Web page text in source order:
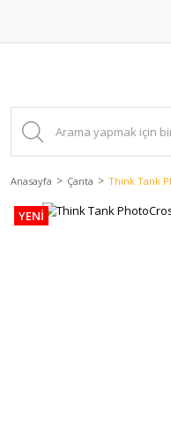
Anasayfa Çanta Think Tank
YENİ